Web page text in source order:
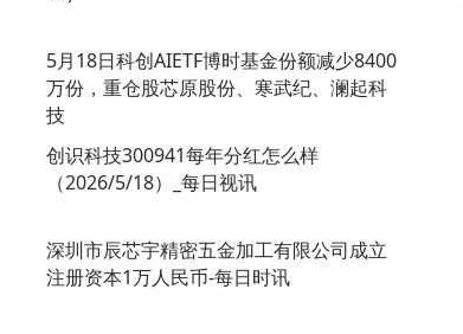
5月18日科创AIETF博时基金份额减少8400
万份，重仓股芯原股份、寒武纪、澜起科
技
创识科技300941每年分红怎么样
（2026/5/18）_每日视讯
深圳市辰芯宇精密五金加工有限公司成立
注册资本1万人民币-每日时讯